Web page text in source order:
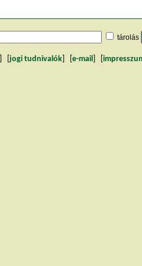
tárolás
jogi tudnivalók e-mail